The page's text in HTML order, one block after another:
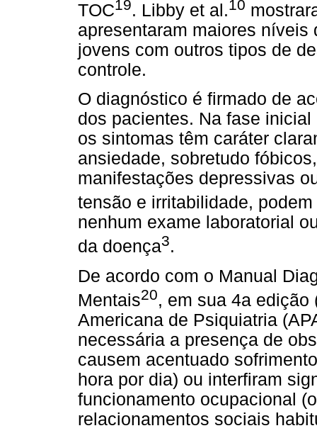
TOC19. Libby et al.10
apresentaram maiores
jovens com outros tipos de
controle.
O diagnóstico é firmado de
dos pacientes. Na fase
os sintomas têm caráter
ansiedade, sobretudo
manifestações depressivas
tensão e irritabilidade,
nenhum exame laboratorial
da doença3.
De acordo com o Manual
Mentais20, em sua 4a edição
Americana de Psiquiatria
necessária a presença de
causem acentuado
hora por dia) ou interfiram
funcionamento ocupacional
relacionamentos sociais